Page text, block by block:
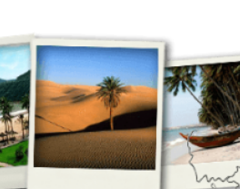
++